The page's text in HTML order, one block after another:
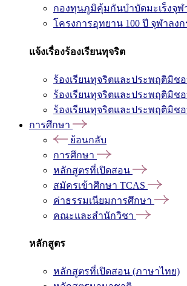
กองทุนภูมิคุ้มกันบำบัดมะเร็งจุฬ
โครงการอุทยาน 100 ปี จุฬาลง
แจ้งเรื่องร้องเรียนทุจริต
ร้องเรียนทุจริตและประพฤติมิช
ร้องเรียนทุจริตและประพฤติมิช
ร้องเรียนทุจริตและประพฤติมิช
การศึกษา
ย้อนกลับ
การศึกษา
หลักสูตรที่เปิดสอน
สมัครเข้าศึกษา TCAS
ค่าธรรมเนียมการศึกษา
คณะและสำนักวิชา
หลักสูตร
หลักสูตรที่เปิดสอน (ภาษาไทย)